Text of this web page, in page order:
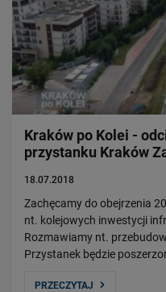
Kraków po Kolei -
przystanku Kraków
18.07.2018
Zachęcamy do obejrzenia
nt. kolejowych inwestycji
Rozmawiamy nt.
Przystanek będzie
PRZECZYTAJ